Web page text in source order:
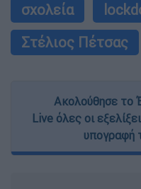
σχολεία
Στέλιος Πέτσας
Ακολούθησε το
Live όλες οι
υπογραφή